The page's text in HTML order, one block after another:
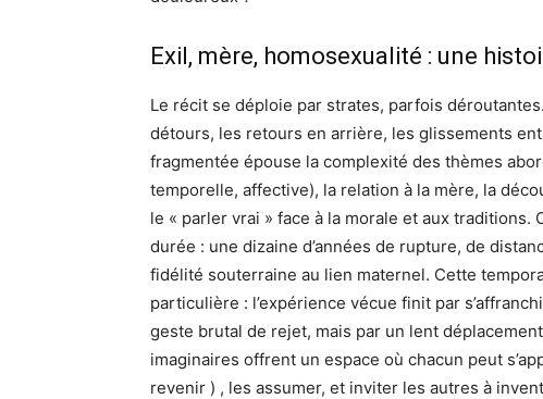
Exil, mère, homosexualité : une
Le récit se déploie par strates, parfois
détours, les retours en arrière, les glissements
fragmentée épouse la complexité des thèmes
temporelle, affective), la relation à la mère, la
le « parler vrai » face à la morale et aux traditions.
durée : une dizaine d’années de rupture, de
fidélité souterraine au lien maternel. Cette
particulière : l’expérience vécue finit par
geste brutal de rejet, mais par un lent
imaginaires offrent un espace où chacun peut
revenir ) , les assumer, et inviter les autres à